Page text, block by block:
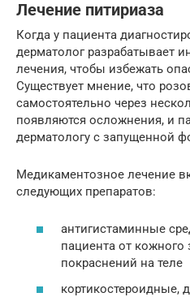
Лечение питириаза
Когда у пациента
дерматолог разрабатывает
лечения, чтобы избежать
Существует мнение, что
самостоятельно через
появляются осложнения, и
дерматологу с запущенной
Медикаментозное лечение
следующих препаратов:
антигистаминные
пациента от кожного
покраснений на теле
кортикостероидные,